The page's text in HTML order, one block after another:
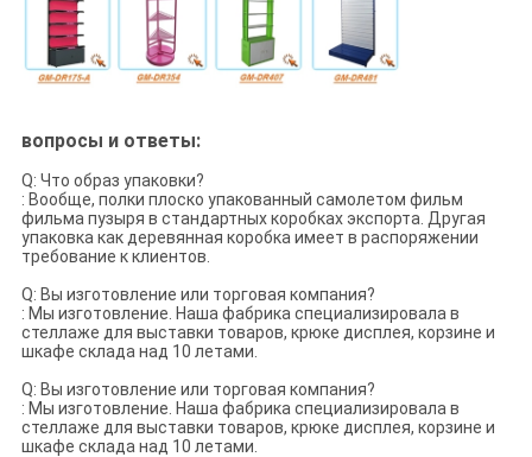
вопросы и ответы:
Q: Что образ упаковки?
: Вообще, полки плоско упакованный самолетом фильм
фильма пузыря в стандартных коробках экспорта. Другая
упаковка как деревянная коробка имеет в распоряжении
требование к клиентов.
Q: Вы изготовление или торговая компания?
: Мы изготовление. Наша фабрика специализировала в
стеллаже для выставки товаров, крюке дисплея, корзине и
шкафе склада над 10 летами.
Q: Вы изготовление или торговая компания?
: Мы изготовление. Наша фабрика специализировала в
стеллаже для выставки товаров, крюке дисплея, корзине и
шкафе склада над 10 летами.